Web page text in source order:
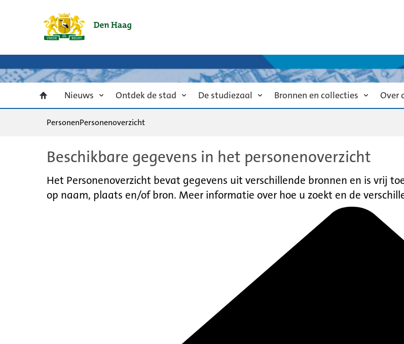
Nieuws Ontdek de stad De studiezaal Bronnen en collecties Over
PersonenPersonenoverzicht
Beschikbare gegevens in het personenoverzicht
Het Personenoverzicht bevat gegevens uit verschillende bronnen en is vrij
op naam, plaats en/of bron. Meer informatie over hoe u zoekt en de